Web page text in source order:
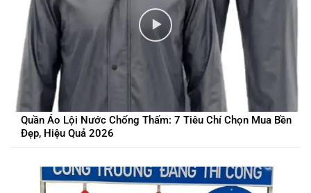
Quần Áo Lội Nước Chống Thấm: 7 Tiêu Chí Chọn Mua Bền
Đẹp, Hiệu Quả 2026